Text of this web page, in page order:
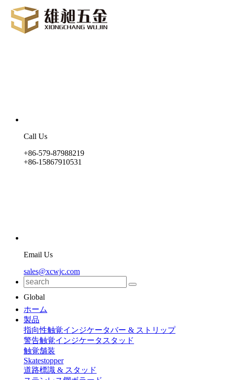
Call Us
+86-579-87988219
+86-15867910531
Email Us
sales@xcwjc.com
Global
ホーム
製品
指向性触覚インジケータバー & ストリップ
警告触覚インジケータスタッド
触覚舗装
Skatestopper
道路標識 & スタッド